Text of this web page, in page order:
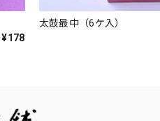
¥178
太鼓最中（6ケ入）